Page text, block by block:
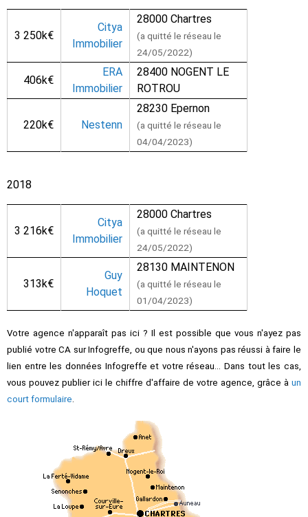
3 250k€
Citya
Immobilier
28000 Chartres
(a quitté le réseau le
24/05/2022)
406k€
ERA
Immobilier
28400 NOGENT LE
ROTROU
220k€ Nestenn
28230 Epernon
(a quitté le réseau le
04/04/2023)
2018
3 216k€
Citya
Immobilier
28000 Chartres
(a quitté le réseau le
24/05/2022)
313k€
Guy
Hoquet
28130 MAINTENON
(a quitté le réseau le
01/04/2023)
Votre agence n'apparaît pas ici ? Il est possible que vous n'ayez pas
publié votre CA sur Infogreffe, ou que nous n'ayons pas réussi à faire le
lien entre les données Infogreffe et votre réseau... Dans tout les cas,
vous pouvez publier ici le chiffre d'affaire de votre agence, grâce à un
court formulaire.